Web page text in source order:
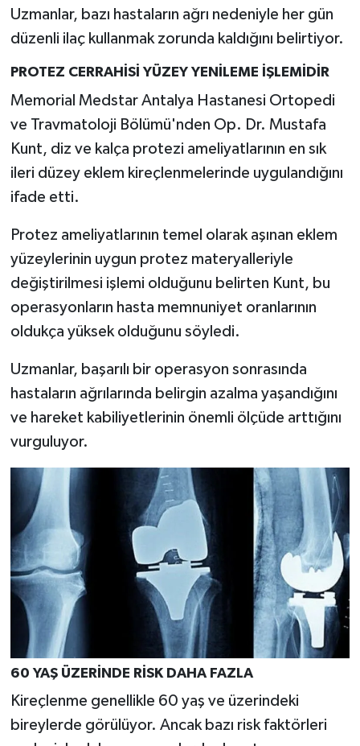
Uzmanlar, bazı hastaların ağrı nedeniyle her gün
düzenli ilaç kullanmak zorunda kaldığını belirtiyor.
PROTEZ CERRAHİSİ YÜZEY YENİLEME İŞLEMİDİR
Memorial Medstar Antalya Hastanesi Ortopedi
ve Travmatoloji Bölümü'nden Op. Dr. Mustafa
Kunt, diz ve kalça protezi ameliyatlarının en sık
ileri düzey eklem kireçlenmelerinde uygulandığını
ifade etti.
Protez ameliyatlarının temel olarak aşınan eklem
yüzeylerinin uygun protez materyalleriyle
değiştirilmesi işlemi olduğunu belirten Kunt, bu
operasyonların hasta memnuniyet oranlarının
oldukça yüksek olduğunu söyledi.
Uzmanlar, başarılı bir operasyon sonrasında
hastaların ağrılarında belirgin azalma yaşandığını
ve hareket kabiliyetlerinin önemli ölçüde arttığını
vurguluyor.
60 YAŞ ÜZERİNDE RİSK DAHA FAZLA
Kireçlenme genellikle 60 yaş ve üzerindeki
bireylerde görülüyor. Ancak bazı risk faktörleri
Resmi İlan
Rüya Tabirleri
Şaphane
Simav
Siyaset
Spor
Tavşanlı
Türkiye
Video Galeri
Yaşam
Yemek Tarifleri